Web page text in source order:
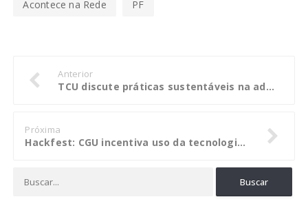
Acontece na Rede PF
Anterior
TCU discute práticas sustentáveis na administração pública
Próxima
Hackfest: CGU incentiva uso da tecnologia para combate à corrupção e exercício da cidadania